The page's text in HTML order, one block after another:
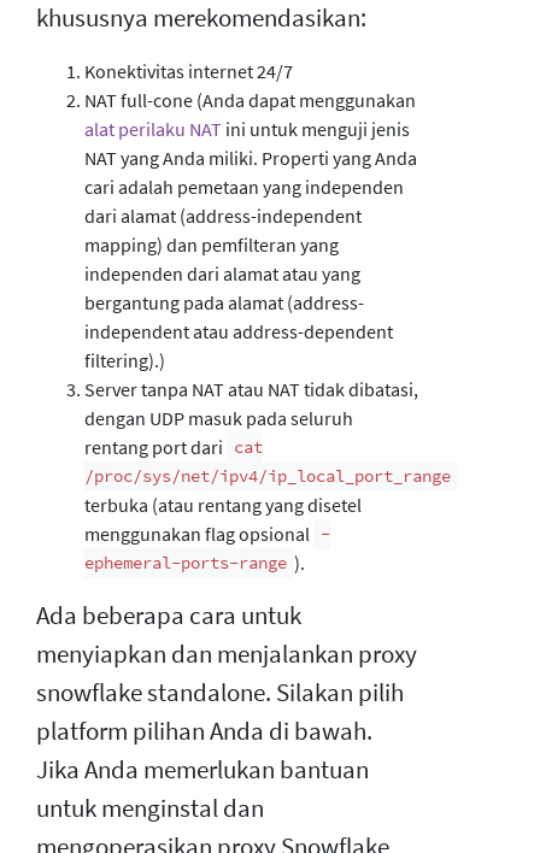
khususnya merekomendasikan:
Konektivitas internet 24/7
NAT full-cone (Anda dapat menggunakan
alat perilaku NAT ini untuk menguji jenis
NAT yang Anda miliki. Properti yang Anda
cari adalah pemetaan yang independen
dari alamat (address-independent
mapping) dan pemfilteran yang
independen dari alamat atau yang
bergantung pada alamat (address-
independent atau address-dependent
filtering).)
Server tanpa NAT atau NAT tidak dibatasi,
dengan UDP masuk pada seluruh
rentang port dari
cat
/proc/sys/net/ipv4/ip_local_port_range
terbuka (atau rentang yang disetel
menggunakan flag opsional
-
ephemeral-ports-range ).
Ada beberapa cara untuk
menyiapkan dan menjalankan proxy
snowflake standalone. Silakan pilih
platform pilihan Anda di bawah.
Jika Anda memerlukan bantuan
untuk menginstal dan
mengoperasikan proxy Snowflake